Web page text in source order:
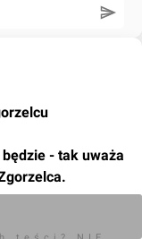
- tak uważa